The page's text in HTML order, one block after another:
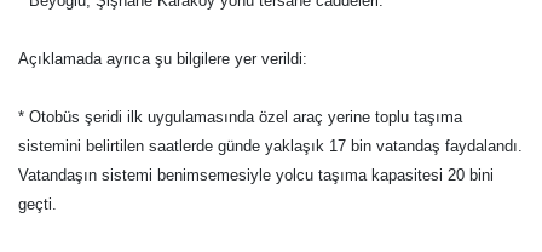
Açıklamada ayrıca şu bilgilere yer verildi:
* Otobüs şeridi ilk uygulamasında özel araç yerine toplu taşıma
sistemini belirtilen saatlerde günde yaklaşık 17 bin vatandaş faydalandı.
Vatandaşın sistemi benimsemesiyle yolcu taşıma kapasitesi 20 bini
geçti.